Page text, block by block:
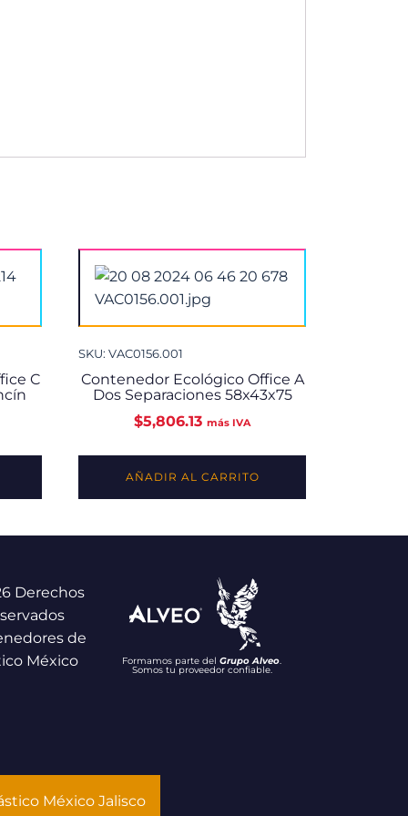
C
SKU: VAC0156.001
Contenedor Ecológico Office A
Dos Separaciones 58x43x75
$5,806.13 más IVA
AÑADIR AL CARRITO
Derechos
de
México
Formamos parte del Grupo Alveo.
Somos tu proveedor confiable.
México Jalisco